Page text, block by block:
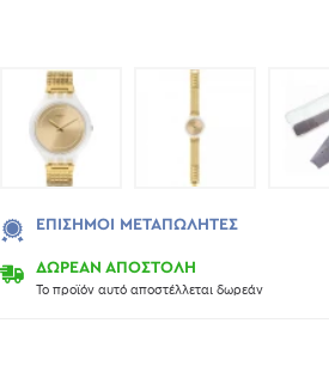
ΔΩΡΕΑΝ ΑΠΟΣΤΟΛΗ
Το προϊόν αυτό αποστέλλεται δωρεάν
ΕΠΊΣΗΜΟΙ ΜΕΤΑΠΩΛΗΤΈΣ